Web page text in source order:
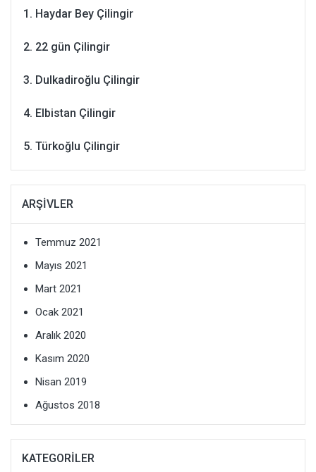
Haydar Bey Çilingir
22 gün Çilingir
Dulkadiroğlu Çilingir
Elbistan Çilingir
Türkoğlu Çilingir
ARŞIVLER
Temmuz 2021
Mayıs 2021
Mart 2021
Ocak 2021
Aralık 2020
Kasım 2020
Nisan 2019
Ağustos 2018
KATEGORILER